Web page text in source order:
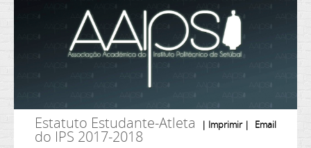
Email
| Imprimir |
Estatuto Estudante-Atleta
do IPS 2017-2018